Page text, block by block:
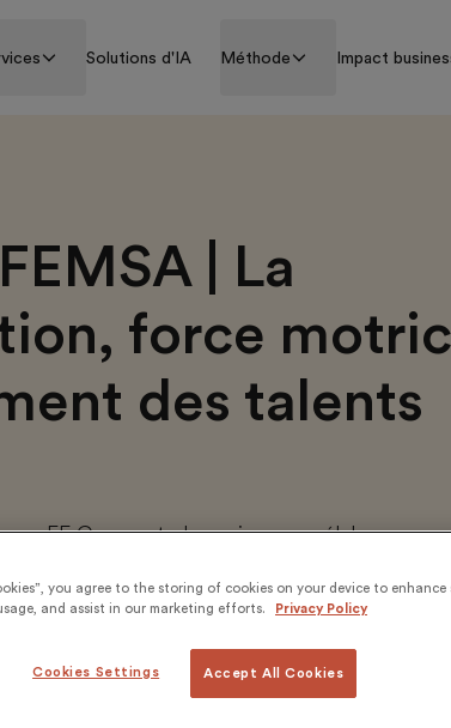
Solutions d'IA Méthode Impact
| La
force
des talents
EF Corporate Learning pour élaborer un
évolutif et adapté à la formation des
you agree to the storing of cookies on your device to enhance
and assist in our marketing efforts.
Privacy Policy
Accept All Cookies
Cookies Settings